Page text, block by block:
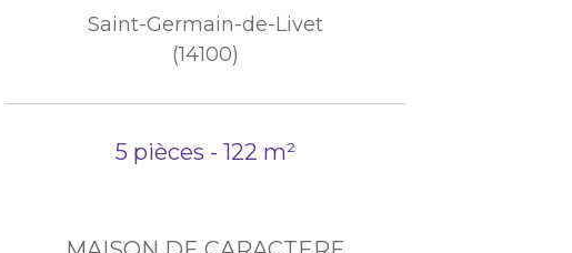
Saint-Germain-de-Livet
(14100)
5 pièces - 122 m²